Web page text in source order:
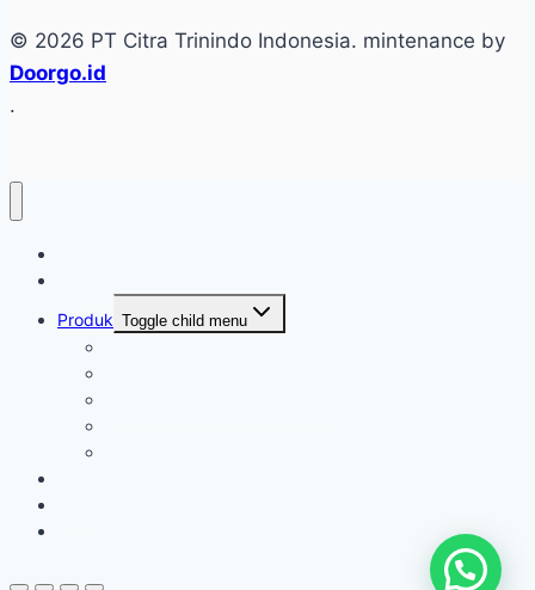
© 2026 PT Citra Trinindo Indonesia. mintenance by
Doorgo.id
.
Produk Toggle child menu